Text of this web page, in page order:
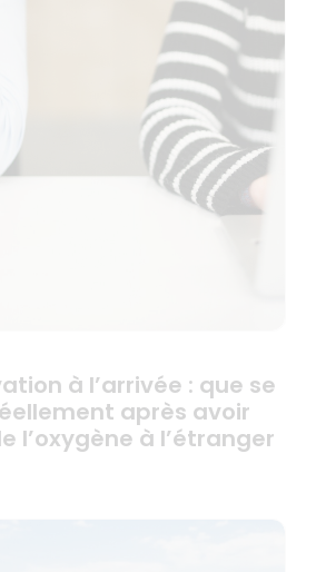
à l’arrivée : que se
après avoir
l’oxygène à l’étranger